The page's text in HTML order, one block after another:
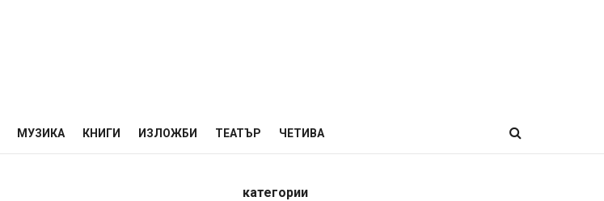
МУЗИКА КНИГИ ИЗЛОЖБИ ТЕАТЪР ЧЕТИВА
категории